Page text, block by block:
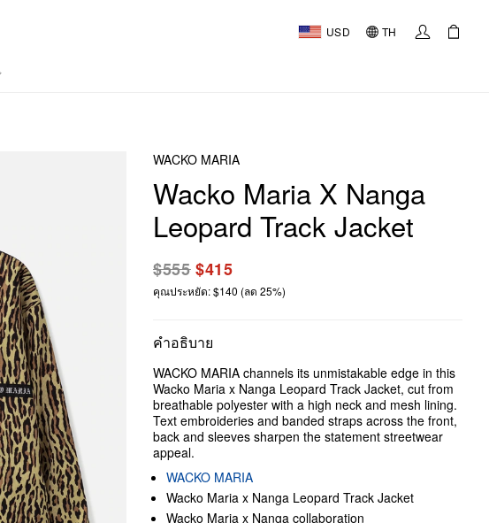
USD TH
WACKO MARIA
Wacko Maria X Nanga
Leopard Track Jacket
$555$415
คุณประหยัด: $140 (ลด 25%)
คำอธิบาย
WACKO MARIA channels its unmistakable edge in this
Wacko Maria x Nanga Leopard Track Jacket, cut from
breathable polyester with a high neck and mesh lining.
Text embroideries and banded straps across the front,
back and sleeves sharpen the statement streetwear
appeal.
WACKO MARIA
Wacko Maria x Nanga Leopard Track Jacket
Wacko Maria x Nanga collaboration